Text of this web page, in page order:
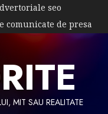
seo
comunicate de presa
MIT SAU REALITATE